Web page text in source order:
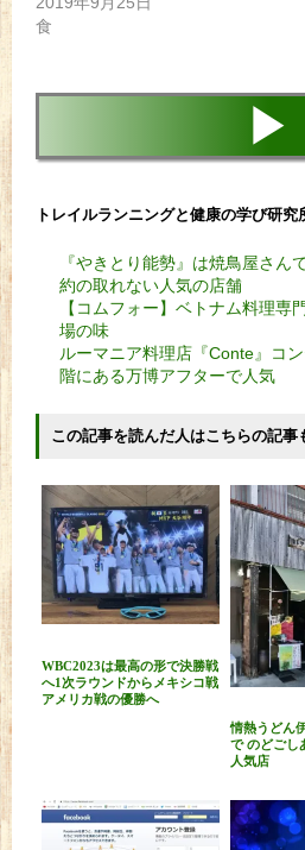
食
▶
トレイルランニングと健康の学び研究
『やきとり能勢』は焼鳥屋さん
約の取れない人気の店舗
【コムフォー】ベトナム料理専
場の味
ルーマニア料理店『Conte』コ
階にある万博アフターで人気
この記事を読んだ人はこちらの記事
WBC2023は最高の形で決勝戦
へ1次ラウンドからメキシコ戦
アメリカ戦の優勝へ
情熱うどん
で のどごし
人気店